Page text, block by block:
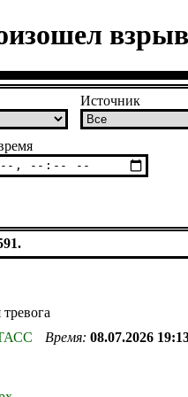
взрыв
Источник
Время: 08.07.2026